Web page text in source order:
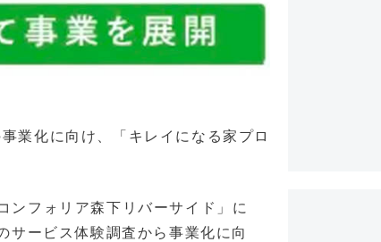
業化に向け、「キレイになる家プロ
ンフォリア森下リバーサイド」に
サービス体験調査から事業化に向